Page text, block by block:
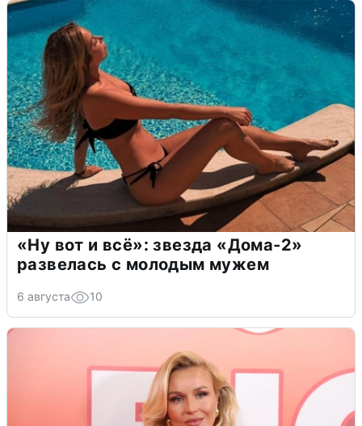
«Ну вот и всё»: звезда «Дома-2»
развелась с молодым мужем
6 августа 10